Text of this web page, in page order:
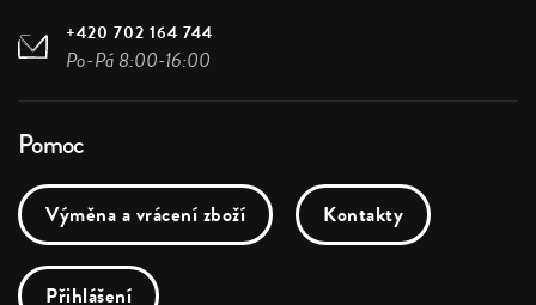
+420 702 164 744
Po-Pá 8:00-16:00
Pomoc
Výměna a vrácení zboží Kontakty
Přihlášení